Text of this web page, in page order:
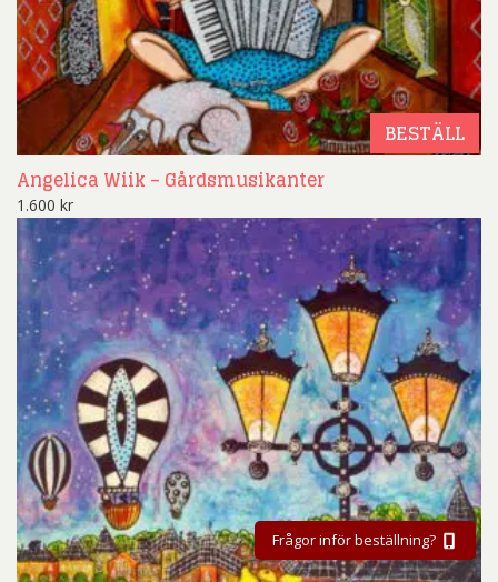
BESTÄLL
Angelica Wiik – Gårdsmusikanter
1.600 kr
Frågor inför beställning?